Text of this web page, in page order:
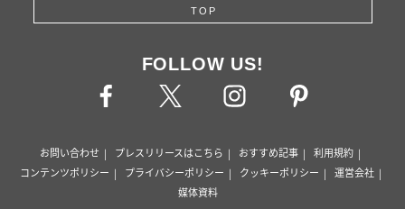
TOP
FOLLOW US!
お問い合わせ プレスリリースはこちら おすすめ記事
利用規約
コンテンツポリシー
プライバシーポリシー クッキーポリシー
運営会社
媒体資料